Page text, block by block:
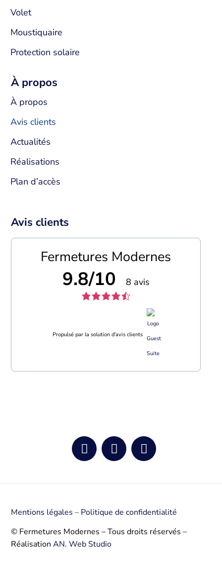
Volet
Moustiquaire
Protection solaire
À propos
À propos
Avis clients
Actualités
Réalisations
Plan d’accès
Avis clients
Fermetures Modernes
9.8/10 8 avis
Propulsé par la solution d'avis clients
Mentions légales – Politique de confidentialité
© Fermetures Modernes – Tous droits réservés –
Réalisation AN. Web Studio